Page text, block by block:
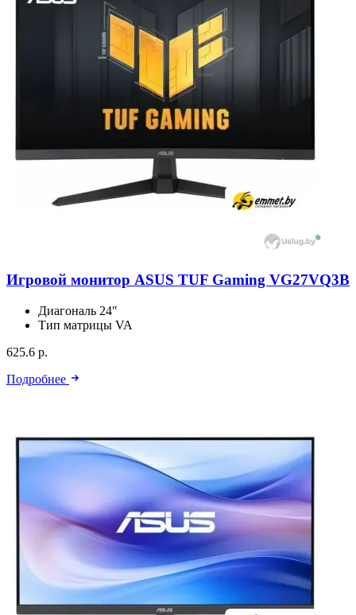
Игровой монитор ASUS TUF Gaming VG27VQ3B
Диагональ 24″
Тип матрицы VA
625.6 р.
Подробнее